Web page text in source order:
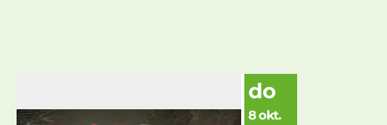
do
8 okt.